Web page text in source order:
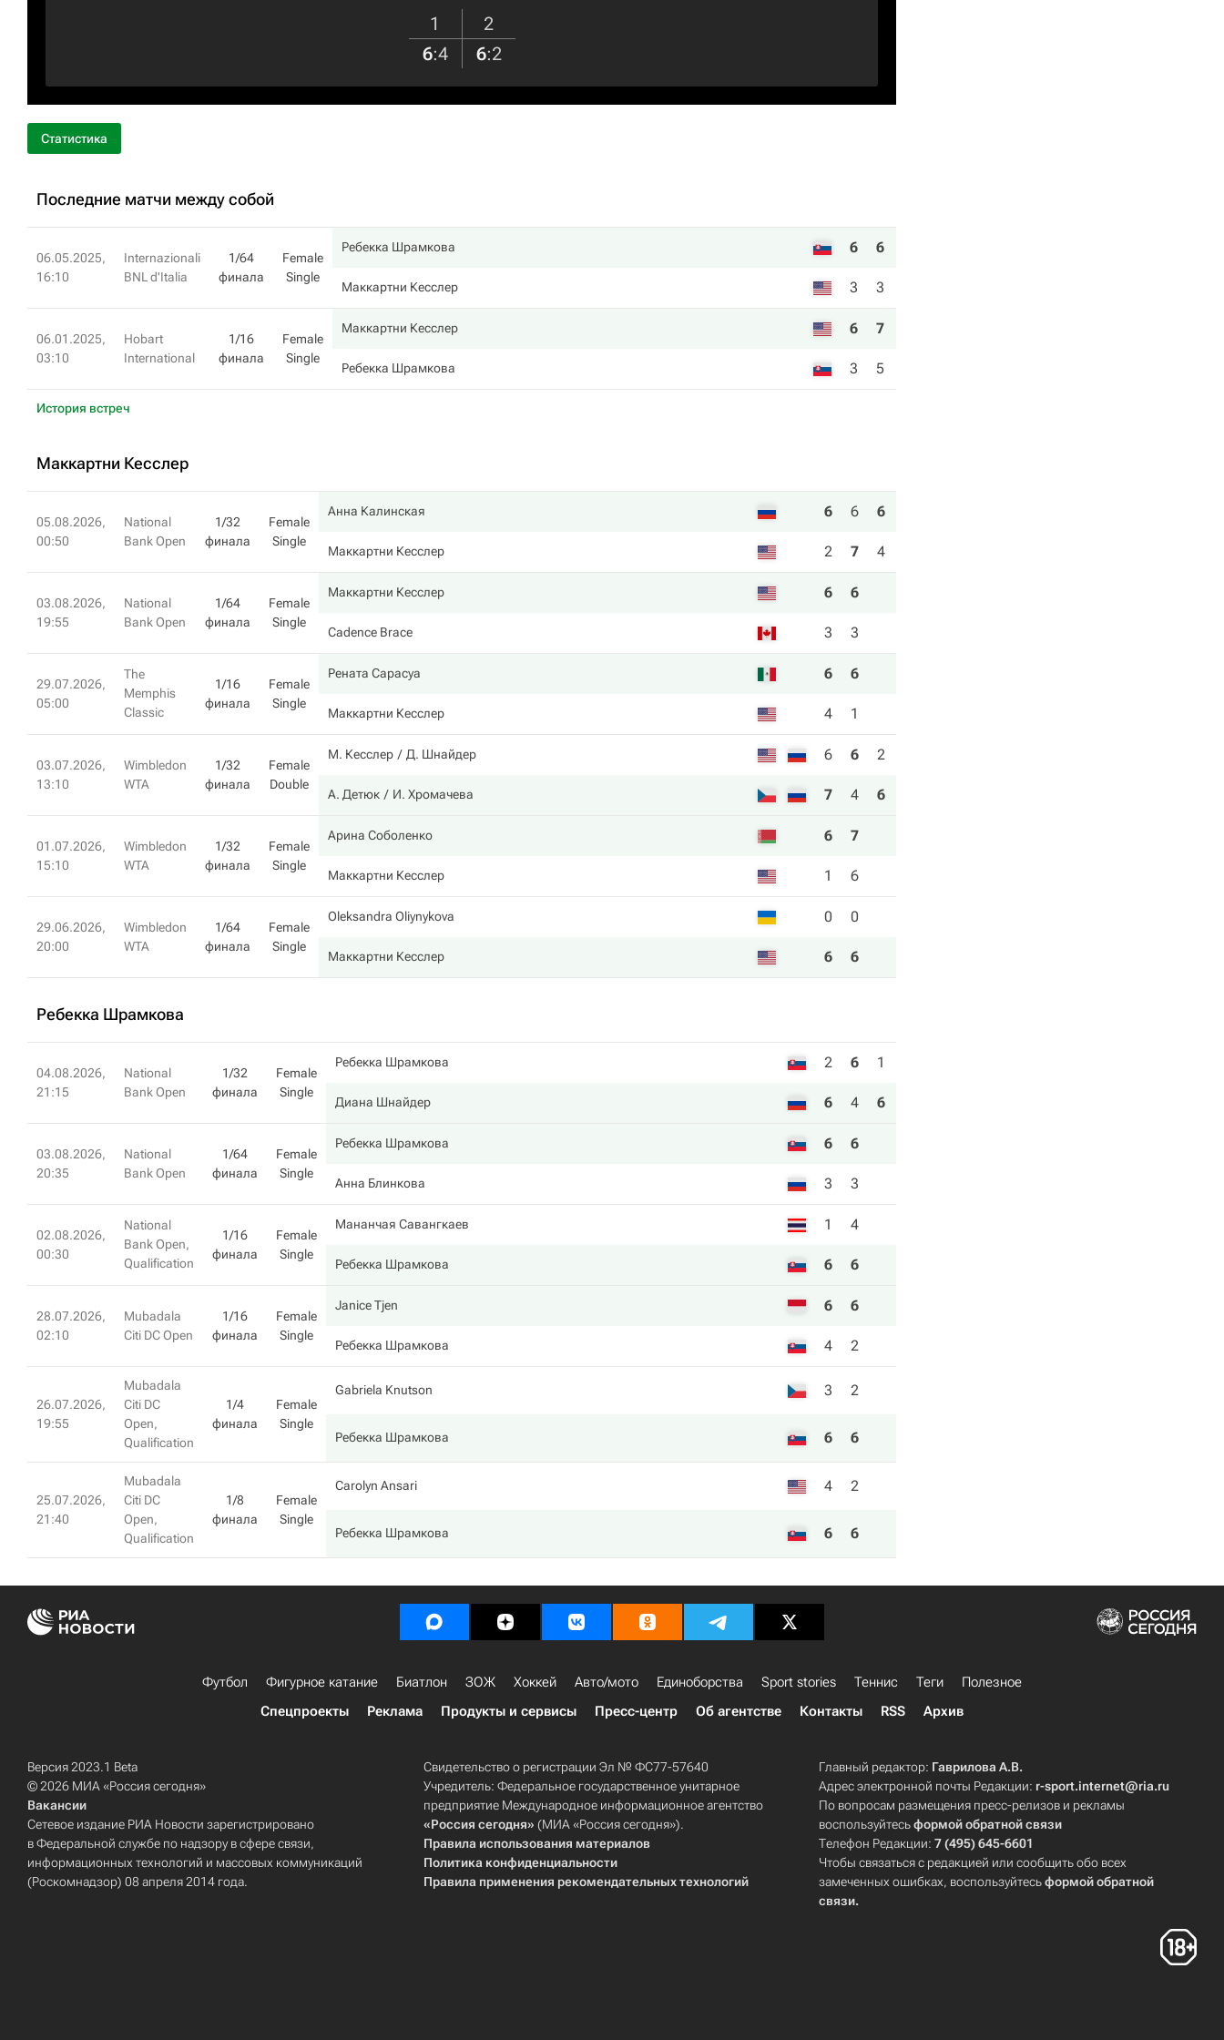
1
2
6:4 6:2
Статистика
Последние матчи между собой
06.05.2025,
16:10
Internazionali
BNL d'Italia
1/64
финала
Female
Single
Ребекка Шрамкова 6 6
Маккартни Кесслер 3 3
06.01.2025,
03:10
Hobart
International
1/16
финала
Female
Single
Маккартни Кесслер 6 7
Ребекка Шрамкова 3 5
История встреч
Маккартни Кесслер
05.08.2026,
00:50
National
Bank Open
1/32
финала
Female
Single
Анна Калинская 6 6 6
Маккартни Кесслер 2 7 4
03.08.2026,
19:55
National
Bank Open
1/64
финала
Female
Single
Маккартни Кесслер 6 6
Cadence Brace 3 3
29.07.2026,
05:00
The
Memphis
Classic
1/16
финала
Female
Single
Рената Сарасуа 6 6
Маккартни Кесслер 4 1
03.07.2026,
13:10
Wimbledon
WTA
1/32
финала
Female
Double
М. Кесслер Д. Шнайдер 6 6 2
А. Детюк И. Хромачева 7 4 6
01.07.2026,
15:10
Wimbledon
WTA
1/32
финала
Female
Single
Арина Соболенко 6 7
Маккартни Кесслер 1 6
29.06.2026,
20:00
Wimbledon
WTA
1/64
финала
Female
Single
Oleksandra Oliynykova 0 0
Маккартни Кесслер 6 6
Ребекка Шрамкова
04.08.2026,
21:15
National
Bank Open
1/32
финала
Female
Single
Ребекка Шрамкова 2 6 1
Диана Шнайдер 6 4 6
03.08.2026,
20:35
National
Bank Open
1/64
финала
Female
Single
Ребекка Шрамкова 6 6
Анна Блинкова 3 3
02.08.2026,
00:30
National
Bank Open,
Qualification
1/16
финала
Female
Single
Мананчая Савангкаев 1 4
Ребекка Шрамкова 6 6
28.07.2026,
02:10
Mubadala
Citi DC Open
1/16
финала
Female
Single
Janice Tjen 6 6
Ребекка Шрамкова 4 2
26.07.2026,
19:55
Mubadala
Citi DC
Open,
Qualification
1/4
финала
Female
Single
Gabriela Knutson 3 2
Ребекка Шрамкова 6 6
25.07.2026,
21:40
Mubadala
Citi DC
Open,
Qualification
1/8
финала
Female
Single
Carolyn Ansari 4 2
Ребекка Шрамкова 6 6
Футбол Фигурное катание Биатлон ЗОЖ Хоккей Авто/мото Единоборства Sport stories Теннис Теги
Полезное
Спецпроекты
Реклама Продукты и сервисы Пресс-центр Об агентстве Контакты RSS Архив
Версия 2023.1 Beta
© 2026 МИА «Россия сегодня»
Вакансии
Сетевое издание РИА Новости зарегистрировано
в Федеральной службе по надзору в сфере связи,
информационных технологий и массовых коммуникаций
(Роскомнадзор) 08 апреля 2014 года.
Свидетельство о регистрации Эл № ФС77-57640
Учредитель: Федеральное государственное унитарное
предприятие Международное информационное агентство
«Россия сегодня» (МИА «Россия сегодня»).
Правила использования материалов
Политика конфиденциальности
Правила применения рекомендательных технологий
Главный редактор: Гаврилова А.В.
Адрес электронной почты Редакции: r-sport.internet@ria.ru
По вопросам размещения пресс-релизов и рекламы
воспользуйтесьформой обратной связи
Телефон Редакции:7 (495) 645-6601
Чтобы связаться с редакцией или сообщить обо всех
замеченных ошибках, воспользуйтесьформой обратной
связи.